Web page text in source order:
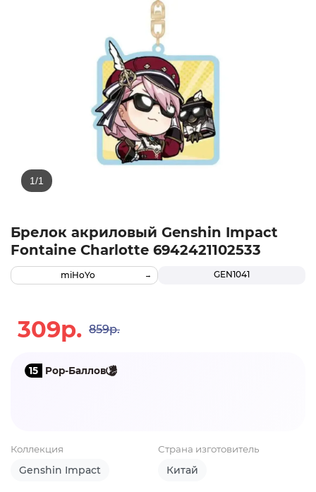
Брелок акриловый Genshin Impact
Fontaine Charlotte 6942421102533
GEN1041
miHoYo
309р. 859р.
15 Pop-Баллов
Коллекция
Genshin Impact
Страна изготовитель
Китай